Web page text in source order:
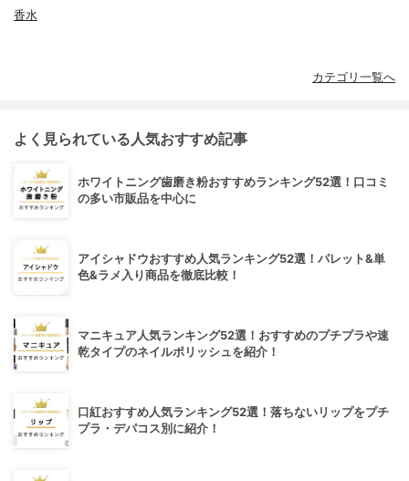
香水
カテゴリ一覧へ
よく見られている人気おすすめ記事
ホワイトニング歯磨き粉おすすめランキング52選！口コミ
の多い市販品を中心に
アイシャドウおすすめ人気ランキング52選！パレット&単
色&ラメ入り商品を徹底比較！
マニキュア人気ランキング52選！おすすめのプチプラや速
乾タイプのネイルポリッシュを紹介！
口紅おすすめ人気ランキング52選！落ちないリップをプチ
プラ・デパコス別に紹介！